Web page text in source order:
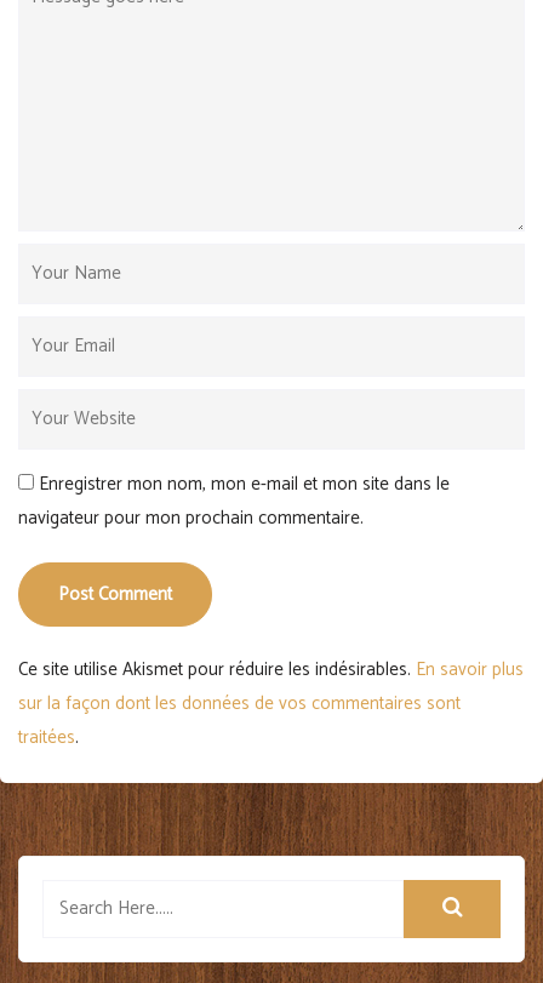
Enregistrer mon nom, mon e-mail et mon site dans le
navigateur pour mon prochain commentaire.
Post Comment
Ce site utilise Akismet pour réduire les indésirables. En savoir plus
sur la façon dont les données de vos commentaires sont
traitées.